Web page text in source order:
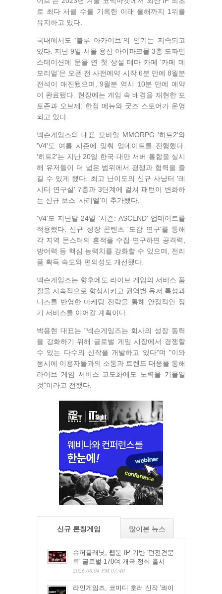
로 최다 서클 수를 기록한 이래 올해까지 1위를
유지하고 있다.
국내에서도 '블루 아카이브'의 인기는 지속되고
있다. 지난 9일 서울 용산 아이파크몰 3층 도파민
스테이션에 문을 연 첫 상설 테마 카페 '카페 메
모리얼'은 오픈 전 사전예약 시작 6분 만에 8월분
전석이 매진됐으며, 9월분 역시 10분 만에 예약
이 완료됐다. 현장에는 게임 속 배경을 재현한 포
토존과 오브제, 한정 메뉴와 굿즈 스토어가 운영
되고 있다.
넥슨게임즈의 대표 모바일 MMORPG '히트2'와
'V4'도 여름 시즌에 맞춰 업데이트를 진행했다.
'히트2'는 지난 20일 한국·대만 서버 통합을 실시
해 유저들이 더 넓은 범위에서 경쟁과 협력을 즐
길 수 있게 됐다. 최고 난이도의 신규 사냥터 '레
시티 연구실' 7층과 3단계에 걸쳐 패턴이 변화하
는 신규 보스 '사리엘'이 추가됐다.
'V4'도 지난달 24일 '시즌: ASCEND' 업데이트를
적용했다. 신규 성장 콘텐츠 '도감 연구'를 통해
각 지역 몬스터의 흔적을 수집·연구하면 공격력,
방어력 등 핵심 능력치를 강화할 수 있으며, 전리
품 획득 속도와 편의성도 개선됐다.
넥슨게임즈는 향후에도 라이브 게임의 서비스 품
질을 지속적으로 향상시키고 권역별 유저 특성과
니즈를 반영한 마케팅 전략을 통해 안정적인 장
기 서비스를 이어갈 계획이다.
박용현 대표는 "넥슨게임즈는 회사의 성장 동력
을 강화하기 위해 글로벌 게임 시장에서 경쟁할
수 있는 다수의 신작을 개발하고 있다"며 "이와
동시에 이용자들과의 소통과 트렌드 대응을 통해
라이브 게임 서비스 고도화에도 노력을 기울일
것"이라고 전했다.
신규 론칭게임 많이본 뉴스
슈퍼플래닛, 웹툰 IP 기반 '던전견문
록' 글로벌 170여 개국 정식 출시
2026.08.04 PM 03:40
라인게임즈, 코미디 호러 신작 '콰이